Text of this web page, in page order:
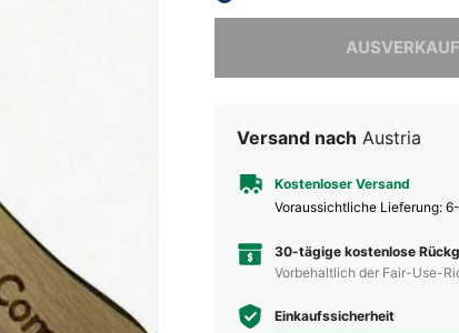
Versand nach Austria
Kostenloser Versand
Voraussichtliche Lieferung:
30-tägige kostenlose
Vorbehaltlich der Fair-Use-
Einkaufssicherheit